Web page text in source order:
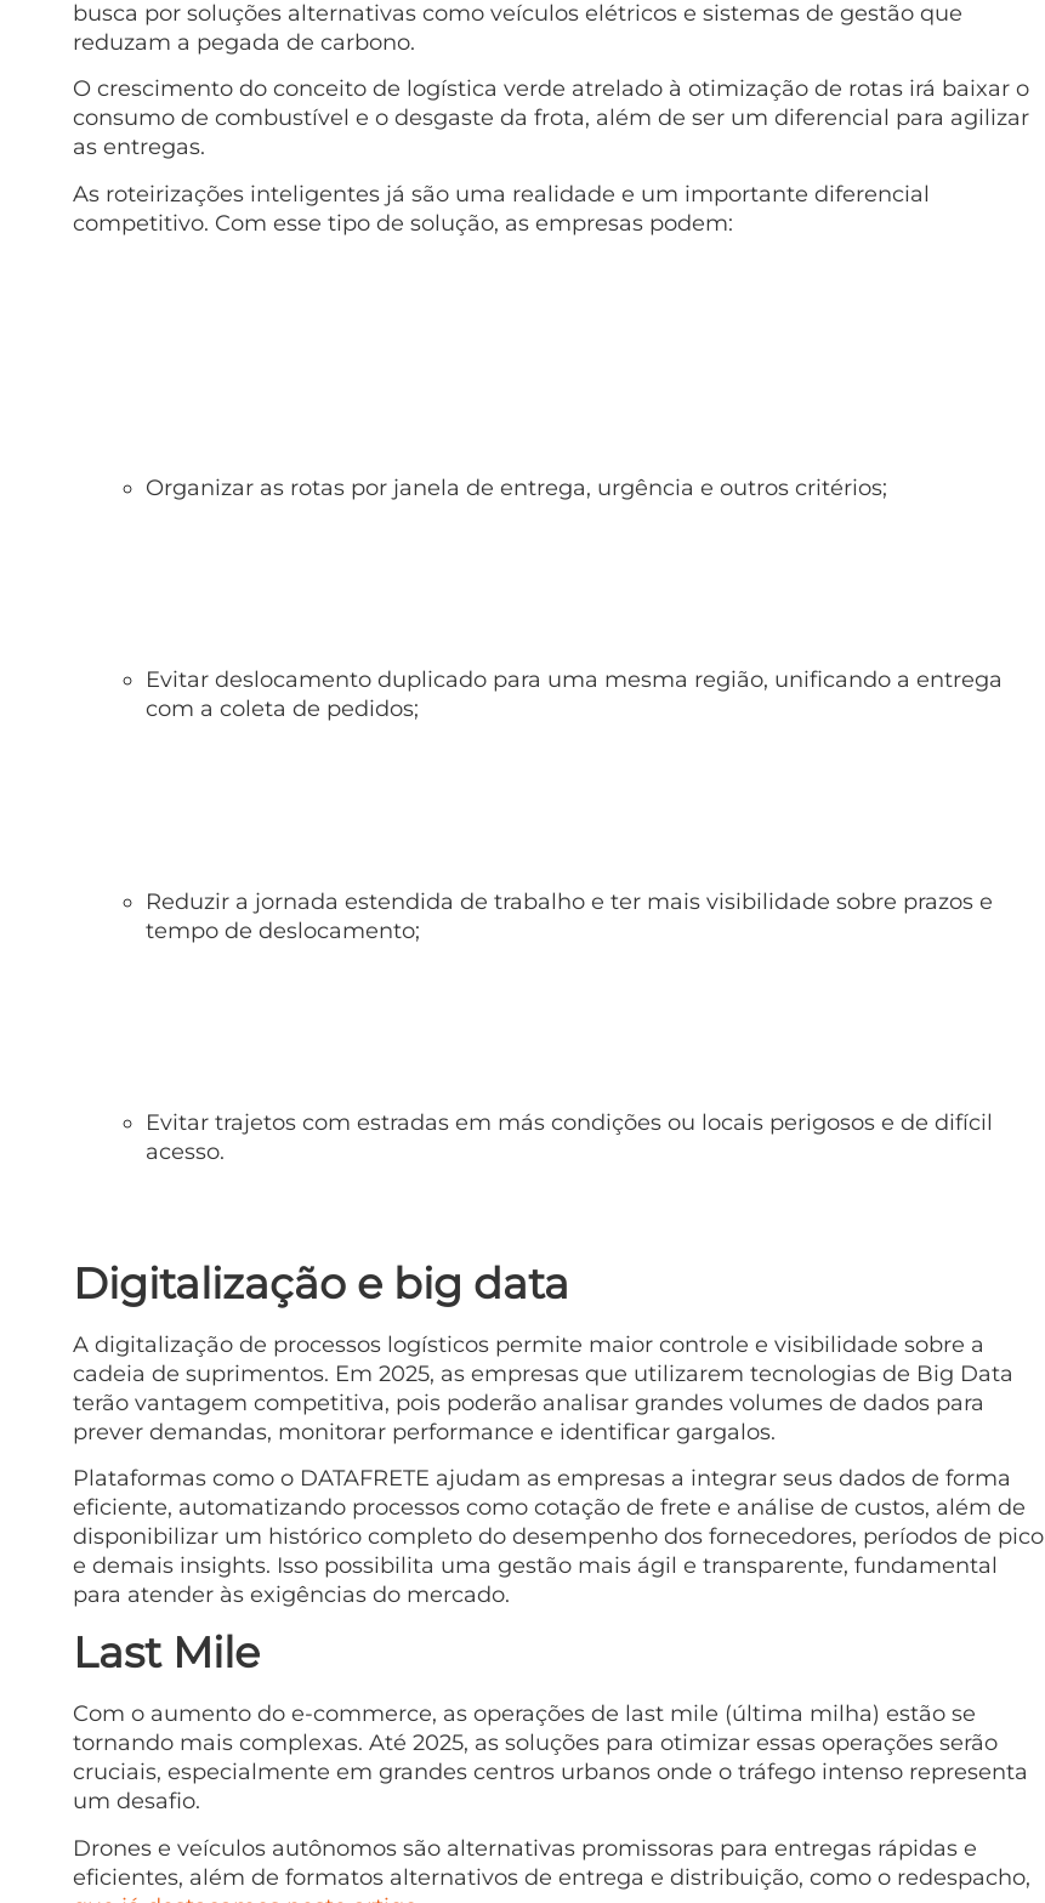
busca por soluções alternativas como veículos elétricos e sistemas de gestão que
reduzam a pegada de carbono.
O crescimento do conceito de logística verde atrelado à otimização de rotas irá baixar o
consumo de combustível e o desgaste da frota, além de ser um diferencial para agilizar
as entregas.
As roteirizações inteligentes já são uma realidade e um importante diferencial
competitivo. Com esse tipo de solução, as empresas podem:
Organizar as rotas por janela de entrega, urgência e outros critérios;
Evitar deslocamento duplicado para uma mesma região, unificando a entrega
com a coleta de pedidos;
Reduzir a jornada estendida de trabalho e ter mais visibilidade sobre prazos e
tempo de deslocamento;
Evitar trajetos com estradas em más condições ou locais perigosos e de difícil
acesso.
Digitalização e big data
A digitalização de processos logísticos permite maior controle e visibilidade sobre a
cadeia de suprimentos. Em 2025, as empresas que utilizarem tecnologias de Big Data
terão vantagem competitiva, pois poderão analisar grandes volumes de dados para
prever demandas, monitorar performance e identificar gargalos.
Plataformas como o DATAFRETE ajudam as empresas a integrar seus dados de forma
eficiente, automatizando processos como cotação de frete e análise de custos, além de
disponibilizar um histórico completo do desempenho dos fornecedores, períodos de pico
e demais insights. Isso possibilita uma gestão mais ágil e transparente, fundamental
para atender às exigências do mercado.
Last Mile
Com o aumento do e-commerce, as operações de last mile (última milha) estão se
tornando mais complexas. Até 2025, as soluções para otimizar essas operações serão
cruciais, especialmente em grandes centros urbanos onde o tráfego intenso representa
um desafio.
Drones e veículos autônomos são alternativas promissoras para entregas rápidas e
eficientes, além de formatos alternativos de entrega e distribuição, como o redespacho,